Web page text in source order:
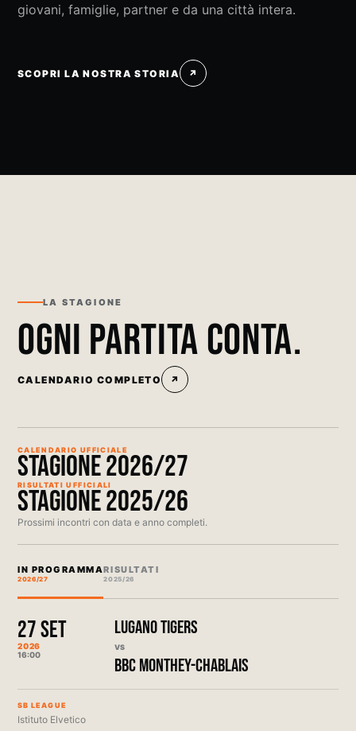
giovani, famiglie, partner e da una città intera.
SCOPRI LA NOSTRA STORIA ↗
LA STAGIONE
OGNI PARTITA CONTA.
CALENDARIO COMPLETO ↗
CALENDARIO UFFICIALE
STAGIONE 2026/27
RISULTATI UFFICIALI
STAGIONE 2025/26
Prossimi incontri con data e anno completi.
IN PROGRAMMA
2026/27
RISULTATI
2025/26
27 SET
2026
16:00
LUGANO TIGERS
VS
BBC MONTHEY-CHABLAIS
SB LEAGUE
Istituto Elvetico